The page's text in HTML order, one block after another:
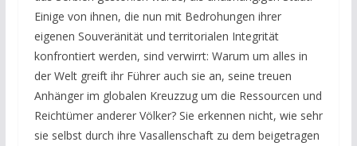
Einige von ihnen, die nun mit Bedrohungen ihrer
eigenen Souveränität und territorialen Integrität
konfrontiert werden, sind verwirrt: Warum um alles in
der Welt greift ihr Führer auch sie an, seine treuen
Anhänger im globalen Kreuzzug um die Ressourcen und
Reichtümer anderer Völker? Sie erkennen nicht, wie sehr
sie selbst durch ihre Vasallenschaft zu dem beigetragen